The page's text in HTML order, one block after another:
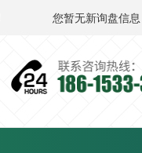
您暂无新询盘信息